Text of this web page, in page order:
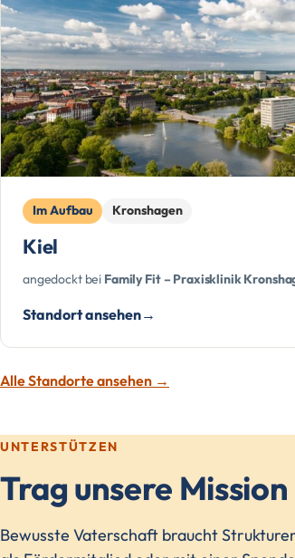
Im Aufbau Kronshagen
Kiel
angedockt bei Family Fit – Praxisklinik
Standort ansehen
Alle Standorte ansehen →
UNTERSTÜTZEN
Trag unsere
Bewusste Vaterschaft braucht